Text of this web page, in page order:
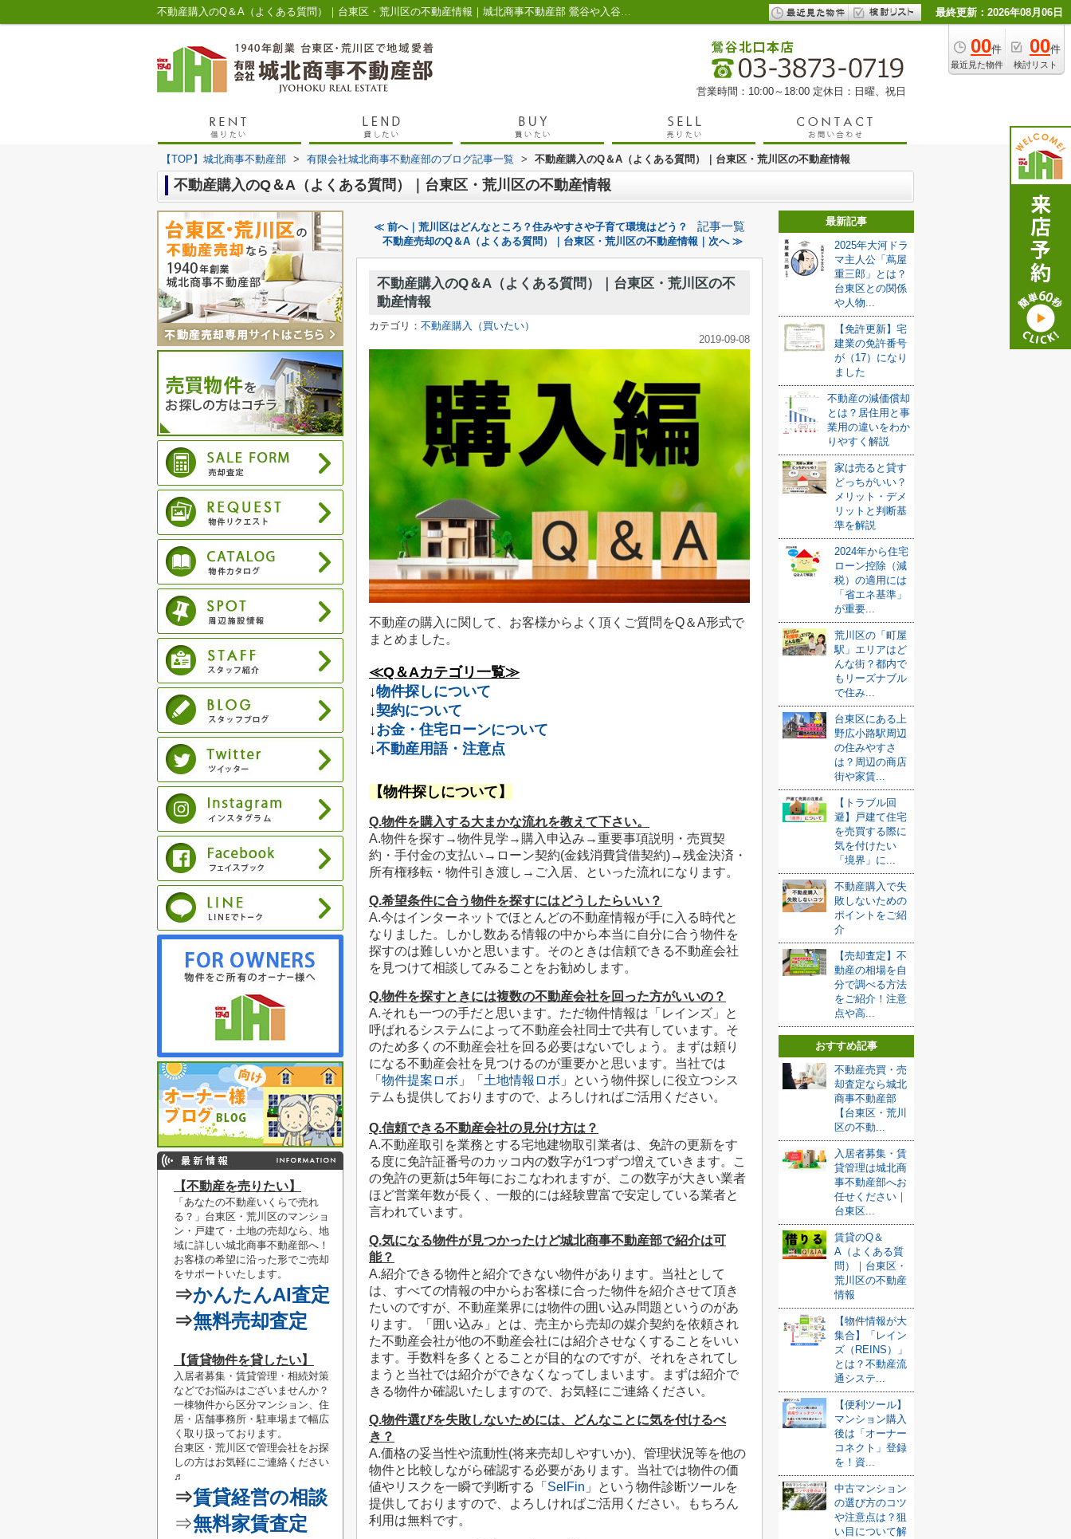
不動産購入のQ＆A（よくある質問）｜台東区・荒川区の不動産情報｜城北商事不動産部 鶯谷や入谷の賃貸・売買 最終更新：2026年08月06日
00件
最近見た物件
00件
検討リスト
営業時間：10:00～18:00 定休日：日曜、祝日
【TOP】城北商事不動産部 > 有限会社城北商事不動産部のブログ記事一覧 > 不動産購入のQ＆A（よくある質問）｜台東区・荒川区の不動産情報
不動産購入のQ＆A（よくある質問）｜台東区・荒川区の不動産情報
≪ 前へ｜荒川区はどんなところ？住みやすさや子育て環境はどう？ 記事一覧
不動産売却のQ＆A（よくある質問）｜台東区・荒川区の不動産情報｜次へ ≫
不動産購入のQ＆A（よくある質問）｜台東区・荒川区の不
動産情報
カテゴリ： 不動産購入（買いたい）
2019-09-08
不動産の購入に関して、お客様からよく頂くご質問をQ＆A形式で
まとめました。
≪Q＆Aカテゴリ一覧≫
↓物件探しについて
↓契約について
↓お金・住宅ローンについて
↓不動産用語・注意点
【物件探しについて】
Q.物件を購入する大まかな流れを教えて下さい。
A.物件を探す→物件見学→購入申込み→重要事項説明・売買契
約・手付金の支払い→ローン契約(金銭消費貸借契約)→残金決済・
所有権移転・物件引き渡し→ご入居、といった流れになります。
Q.希望条件に合う物件を探すにはどうしたらいい？
A.今はインターネットでほとんどの不動産情報が手に入る時代と
なりました。しかし数ある情報の中から本当に自分に合う物件を
探すのは難しいかと思います。そのときは信頼できる不動産会社
を見つけて相談してみることをお勧めします。
Q.物件を探すときには複数の不動産会社を回った方がいいの？
A.それも一つの手だと思います。ただ物件情報は「レインズ」と
呼ばれるシステムによって不動産会社同士で共有しています。そ
のため多くの不動産会社を回る必要はないでしょう。まずは頼り
になる不動産会社を見つけるのが重要かと思います。当社では
「 物件提案ロボ 」「 土地情報ロボ 」という物件探しに役立つシス
テムも提供しておりますので、よろしければご活用ください。
Q.信頼できる不動産会社の見分け方は？
A.不動産取引を業務とする宅地建物取引業者は、免許の更新をす
る度に免許証番号のカッコ内の数字が1つずつ増えていきます。こ
の免許の更新は5年毎におこなわれますが、この数字が大きい業者
ほど営業年数が長く、一般的には経験豊富で安定している業者と
言われています。
Q.気になる物件が見つかったけど城北商事不動産部で紹介は可
能？
A.紹介できる物件と紹介できない物件があります。当社として
は、すべての情報の中からお客様に合った物件を紹介させて頂き
たいのですが、不動産業界には物件の囲い込み問題というのがあ
ります。
「囲い込み」とは、売主から売却の媒介契約を依頼され
た不動産会社が他の不動産会社には紹介させなくすることをいい
ます。手数料を多くとることが目的なのですが、それをされてし
まうと当社では紹介ができなくなってしまいます。まずは紹介で
きる物件か確認いたしますので、お気軽にご連絡ください。
Q.物件選びを失敗しないためには、どんなことに気を付けるべ
き？
A.価格の妥当性や流動性(将来売却しやすいか)、管理状況等を他の
物件と比較しながら確認する必要があります。当社では物件の価
値やリスクを一瞬で判断する「 SelFin 」という物件診断ツールを
提供しておりますので、よろしければご活用ください。もちろん
利用は無料です。
最新記事
2025年大河ドラ
マ主人公「蔦屋
重三郎」とは？
台東区との関係
や人物...
【免許更新】宅
建業の免許番号
が（17）になり
ました
不動産の減価償却
とは？居住用と事
業用の違いをわか
りやすく解説
家は売ると貸す
どっちがいい？
メリット・デメ
リットと判断基
準を解説
2024年から住宅
ローン控除（減
税）の適用には
「省エネ基準」
が重要...
荒川区の「町屋
駅」エリアはど
んな街？都内で
もリーズナブル
で住み...
台東区にある上
野広小路駅周辺
の住みやすさ
は？周辺の商店
街や家賃...
【トラブル回
避】戸建て住宅
を売買する際に
気を付けたい
「境界」に...
不動産購入で失
敗しないための
ポイントをご紹
介
【売却査定】不
動産の相場を自
分で調べる方法
をご紹介！注意
点や高...
おすすめ記事
不動産売買・売
却査定なら城北
商事不動産部
【台東区・荒川
区の不動...
入居者募集・賃
貸管理は城北商
事不動産部へお
任せください｜
台東区...
賃貸のQ＆
A（よくある質
問）｜台東区・
荒川区の不動産
情報
【物件情報が大
集合】「レイン
ズ（REINS）」
とは？不動産流
通システ...
【便利ツール】
マンション購入
後は「オーナー
コネクト」登録
を！資...
中古マンション
の選び方のコツ
や注意点は？狙
い目について解
【不動産を売りたい】
「あなたの不動産いくらで売れ
る？」 台東区・荒川区のマンショ
ン・戸建て・土地の売却なら、地
域に詳しい城北商事不動産部へ！
お客様の希望に沿った形でご売却
をサポートいたします。
⇒かんたんAI査定
⇒無料売却査定
【賃貸物件を貸したい】
入居者募集・賃貸管理・相続対策
などでお悩みはございませんか？
一棟物件から区分マンション、住
居・店舗事務所・駐車場まで幅広
く取り扱っております。
台東区・荒川区で管理会社をお探
しの方はお気軽にご連絡 ください
♬
⇒賃貸経営の相談
⇒無料家賃査定